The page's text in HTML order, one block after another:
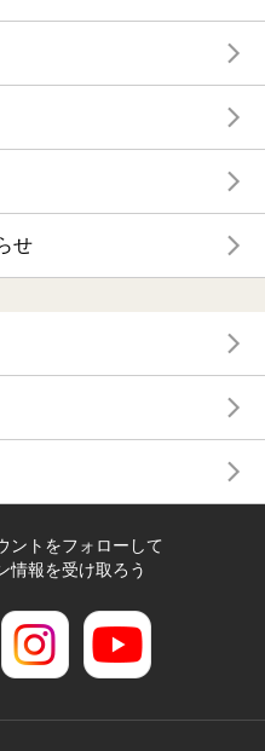
せ
ントをフォローして
情報を受け取ろう